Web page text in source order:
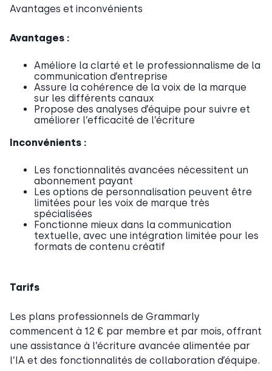
Avantages et inconvénients
Avantages :
Améliore la clarté et le professionnalisme de la
communication d’entreprise
Assure la cohérence de la voix de la marque
sur les différents canaux
Propose des analyses d’équipe pour suivre et
améliorer l’efficacité de l’écriture
Inconvénients :
Les fonctionnalités avancées nécessitent un
abonnement payant
Les options de personnalisation peuvent être
limitées pour les voix de marque très
spécialisées
Fonctionne mieux dans la communication
textuelle, avec une intégration limitée pour les
formats de contenu créatif
Tarifs
Les plans professionnels de Grammarly
commencent à 12 € par membre et par mois, offrant
une assistance à l’écriture avancée alimentée par
l’IA et des fonctionnalités de collaboration d’équipe.